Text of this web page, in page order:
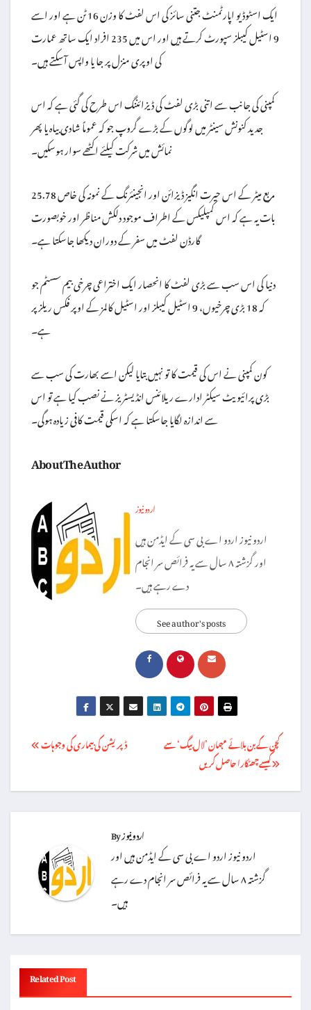
ایک اسٹوڈیو اپارٹمنٹ جتنی سائز کی اس لفٹ کا وزن 16 ٹن ہے اور اسے
9 اسٹیل کیبلز سپورٹ کرتے ہیں اور اس میں 235 افراد ایک ساتھ عمارت
کی اوپری منزل پر جا یا واپس آسکتے ہیں۔
کمپنی کی جانب سے اتنی بڑی لفٹ کی ڈیزائننگ اس طرح کی گئی ہے کہ اس
جدید کنونش سینٹر میں لوگوں کے بڑے گروپ جو کہ عموماً شادی بیاہ یا پھر
نمائش میں شرکت کیلئے اکٹھے سوار ہوسکیں۔
25.78 مربع میٹر کے اس حیرت انگیز ڈیزائن اور انجینئرنگ کے نمونہ کی خاص
بات یہ ہے کہ اس کمپلیکس کے اطراف موجود دلکش مناظر اور خوبصورت
گارڈن لفٹ میں سفر کے دوران دیکھا جاسکتا ہے۔
دنیا کی اس سب سے بڑی لفٹ کا انحصار ایک اختراعی چرخی بیم سسٹم جو
کہ 18 بڑی چرخیوں، 9 اسٹیل کیبلز اور اسٹیل کالمز کے اوپر فکس ریلز پر
ہے۔
کون کمپنی نے اس کی قیمت کا تو نہیں بتایا لیکن اسے بھارت کی سب سے
بڑی پرائیویٹ سیکٹر ادارے ریلائنس انڈیسٹریز نے نصب کیا ہے تو اس
سے اندازہ لگایا جاسکتا ہے کہ اسکی قیمت کافی زیادہ ہوگی۔
About The Author
اردو نیوز
اردو نیوز اردو اے بی سی کے ایڈمن ہیں
اور گزشتہ ۸ سال سے یہ فرائص سر انجام
دے رہے ہیں۔
See author's posts
Post
کچن کے بن بلائے مہمان ’لال بیگ‘ سے
کیسے چھٹکارا حاصل کریں
ڈپریشن کی بیماری کی وجوہات
Byاردو نیوز
اردو نیوز اردو اے بی سی کے ایڈمن ہیں اور
گزشتہ ۸ سال سے یہ فرائص سر انجام دے رہے
ہیں۔
Related Post